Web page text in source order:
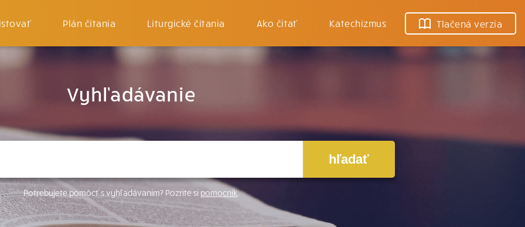
Plán čítania Liturgické čítania Ako čítať Katechizmus Tlačená verzia
Vyhľadávanie
hľadať
Potrebujete pomôcť s vyhľadávaním? Pozrite si pomocník.